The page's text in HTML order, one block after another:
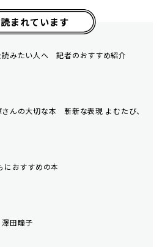
まれています
読みたい人へ 記者のおすすめ紹介
んの大切な本 斬新な表現 よむたび、
におすすめの本
田瞳子